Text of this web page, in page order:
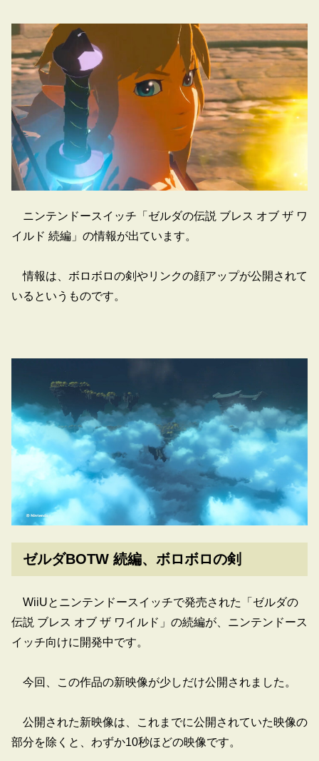
ニンテンドースイッチ「ゼルダの伝説 ブレス オブ ザ ワ
イルド 続編」の情報が出ています。
情報は、ボロボロの剣やリンクの顔アップが公開されて
いるというものです。
ゼルダBOTW 続編、ボロボロの剣
WiiUとニンテンドースイッチで発売された「ゼルダの
伝説 ブレス オブ ザ ワイルド」の続編が、ニンテンドース
イッチ向けに開発中です。
今回、この作品の新映像が少しだけ公開されました。
公開された新映像は、これまでに公開されていた映像の
部分を除くと、わずか10秒ほどの映像です。